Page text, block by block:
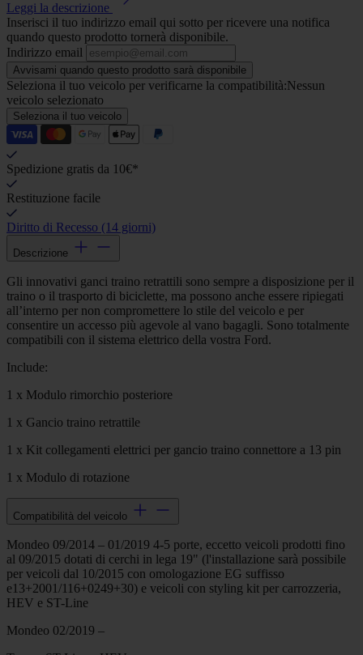
Leggi la descrizione
Inserisci il tuo indirizzo email qui sotto per ricevere una notifica
quando questo prodotto tornerà disponibile.
Indirizzo email
Avvisami quando questo prodotto sarà disponibile
Seleziona il tuo veicolo per verificarne la compatibilità:Nessun
veicolo selezionato
Seleziona il tuo veicolo
Spedizione gratis da 10€*
Restituzione facile
Diritto di Recesso (14 giorni)
Descrizione
Gli innovativi ganci traino retrattili sono sempre a disposizione per il
traino o il trasporto di biciclette, ma possono anche essere ripiegati
all’interno per non compromettere lo stile del veicolo e per
consentire un accesso più agevole al vano bagagli. Sono totalmente
compatibili con il sistema elettrico della vostra Ford.
Include:
1 x Modulo rimorchio posteriore
1 x Gancio traino retrattile
1 x Kit collegamenti elettrici per gancio traino connettore a 13 pin
1 x Modulo di rotazione
Compatibilità del veicolo
Mondeo 09/2014 – 01/2019 4-5 porte, eccetto veicoli prodotti fino
al 09/2015 dotati di cerchi in lega 19" (l'installazione sarà possibile
per veicoli dal 10/2015 con omologazione EG suffisso
e13+2001/116+0249+30) e veicoli con styling kit per carrozzeria,
HEV e ST-Line
Mondeo 02/2019 –